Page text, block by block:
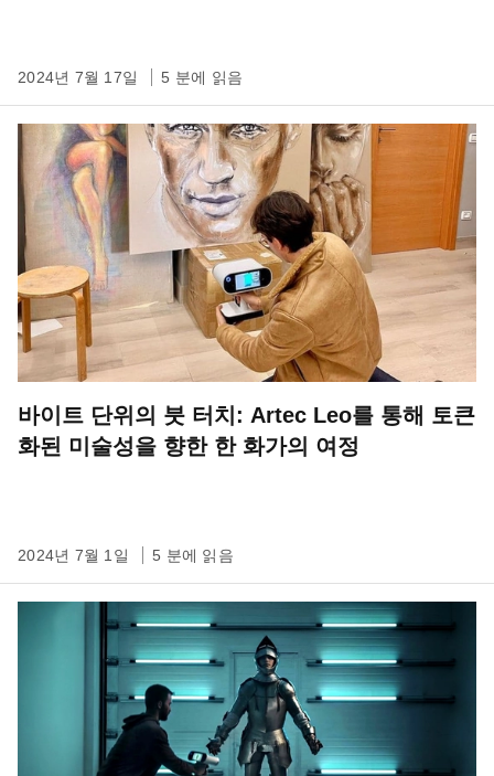
2024년 7월 17일 5 분에 읽음
바이트 단위의 붓 터치: Artec Leo를 통해 토큰
화된 미술성을 향한 한 화가의 여정
2024년 7월 1일 5 분에 읽음